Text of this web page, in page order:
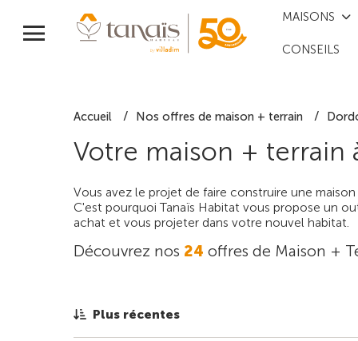
MAISONS
CONSEILS
Accueil Nos offres de maison + terrain
Votre maison + terrain
Vous avez le projet de faire construire une
C'est pourquoi Tanaïs Habitat vous propose un
achat et vous projeter dans votre nouvel habitat.
Découvrez nos 24 offres de Maison +
Plus récentes